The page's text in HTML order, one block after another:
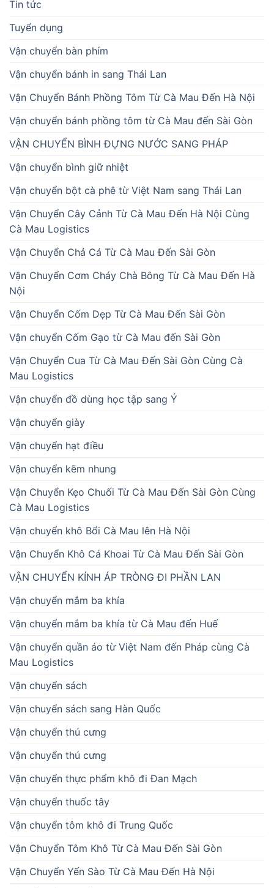
Tin tức
Tuyển dụng
Vận chuyển bàn phím
Vận chuyển bánh in sang Thái Lan
Vận Chuyển Bánh Phồng Tôm Từ Cà Mau Đến Hà Nội
Vận chuyển bánh phồng tôm từ Cà Mau đến Sài Gòn
VẬN CHUYỂN BÌNH ĐỰNG NƯỚC SANG PHÁP
Vận chuyển bình giữ nhiệt
Vận chuyển bột cà phê từ Việt Nam sang Thái Lan
Vận Chuyển Cây Cảnh Từ Cà Mau Đến Hà Nội Cùng
Cà Mau Logistics
Vận Chuyển Chả Cá Từ Cà Mau Đến Sài Gòn
Vận Chuyển Cơm Cháy Chà Bông Từ Cà Mau Đến Hà
Nội
Vận Chuyển Cốm Dẹp Từ Cà Mau Đến Sài Gòn
Vận chuyển Cốm Gạo từ Cà Mau đến Sài Gòn
Vận Chuyển Cua Từ Cà Mau Đến Sài Gòn Cùng Cà
Mau Logistics
Vận chuyển đồ dùng học tập sang Ý
Vận chuyển giày
Vận chuyển hạt điều
Vận chuyển kẽm nhung
Vận Chuyển Kẹo Chuối Từ Cà Mau Đến Sài Gòn Cùng
Cà Mau Logistics
Vận chuyển khô Bổi Cà Mau lên Hà Nội
Vận Chuyển Khô Cá Khoai Từ Cà Mau Đến Sài Gòn
VẬN CHUYỂN KÍNH ÁP TRÒNG ĐI PHẦN LAN
Vận chuyển mắm ba khía
Vận chuyển mắm ba khía từ Cà Mau đến Huế
Vận chuyển quần áo từ Việt Nam đến Pháp cùng Cà
Mau Logistics
Vận chuyển sách
Vận chuyển sách sang Hàn Quốc
Vận chuyển thú cưng
Vận chuyển thú cưng
Vận chuyển thực phẩm khô đi Đan Mạch
Vận chuyển thuốc tây
Vận chuyển tôm khô đi Trung Quốc
Vận Chuyển Tôm Khô Từ Cà Mau Đến Sài Gòn
Vận Chuyển Yến Sào Từ Cà Mau Đến Hà Nội